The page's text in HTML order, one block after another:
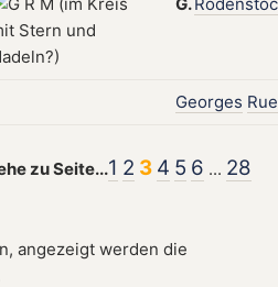
Georges
zu Seite...1 2 3 4 5 6 ... 28
angezeigt werden die